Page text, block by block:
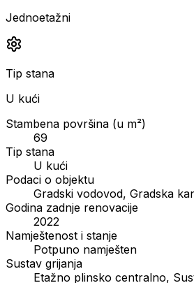
Jednoetažni
Tip stana
U kući
Stambena površina (u m²)
69
Tip stana
U kući
Podaci o objektu
Gradski vodovod, Gradska
Godina zadnje renovacije
2022
Namještenost i stanje
Potpuno namješten
Sustav grijanja
Etažno plinsko centralno,